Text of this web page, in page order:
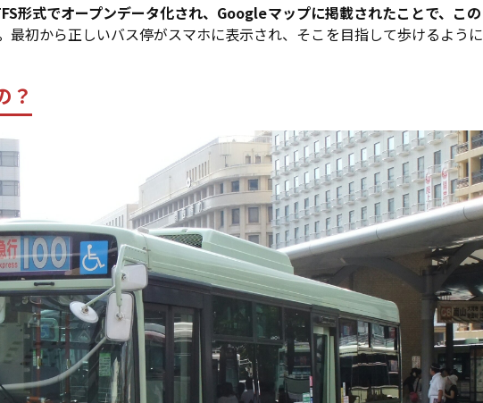
形式でオープンデータ化され、Googleマップに掲載されたことで、この
最初から正しいバス停がスマホに表示され、そこを目指して歩けるように
？